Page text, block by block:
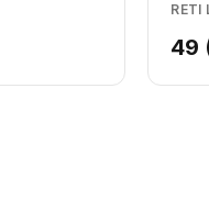
RETI
49